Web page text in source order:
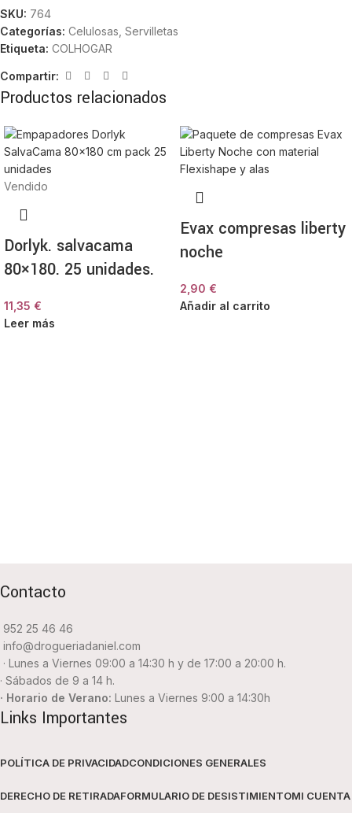
SKU: 764
Categorías: Celulosas Servilletas
Etiqueta: COLHOGAR
Compartir:
Productos relacionados
Vendido
Dorlyk. salvacama
80×180. 25 unidades.
11,35 €
Leer más
Evax compresas liberty
noche
2,90 €
Añadir al carrito
Contacto
952 25 46 46
info@drogueriadaniel.com
· Lunes a Viernes 09:00 a 14:30 h y de 17:00 a 20:00 h.
· Sábados de 9 a 14 h.
· Horario de Verano: Lunes a Viernes 9:00 a 14:30h
Links Importantes
POLÍTICA DE PRIVACIDADCONDICIONES GENERALES
DERECHO DE RETIRADAFORMULARIO DE DESISTIMIENTOMI CUENTA